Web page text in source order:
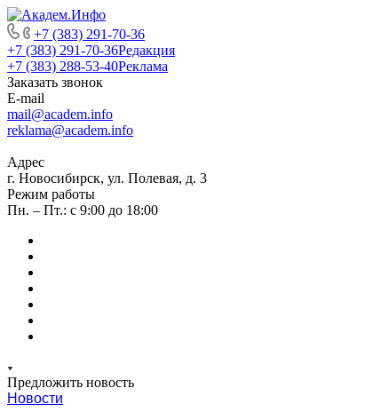
+7 (383) 291-70-36
+7 (383) 291-70-36Редакция
+7 (383) 288-53-40Реклама
Заказать звонок
E-mail
mail@academ.info
reklama@academ.info
Адрес
г. Новосибирск, ул. Полевая, д. 3
Режим работы
Пн. – Пт.: с 9:00 до 18:00
Предложить новость
Новости